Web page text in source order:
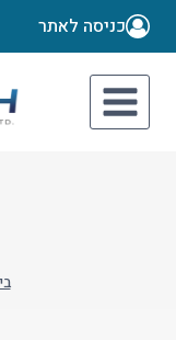
Skip
כניסה לאתר